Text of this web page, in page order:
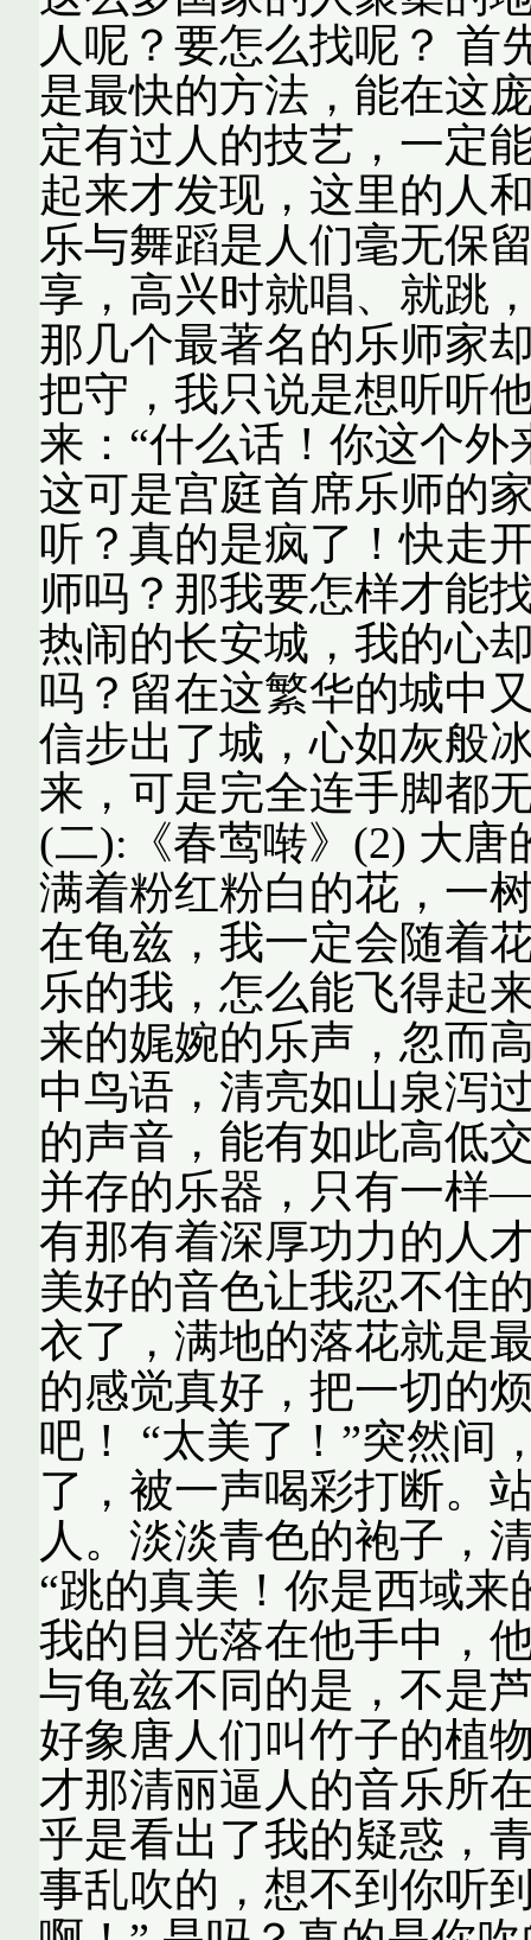
人呢？要怎么找呢？ 首
是最快的方法，能在这
定有过人的技艺，一定
起来才发现，这里的人
乐与舞蹈是人们毫无保
享，高兴时就唱、就跳
那几个最著名的乐师家
把守，我只说是想听听
来：“什么话！你这个
这可是宫庭首席乐师的
听？真的是疯了！快走
师吗？那我要怎样才能
热闹的长安城，我的心
吗？留在这繁华的城中
信步出了城，心如灰般
来，可是完全连手脚都
(二):《春莺啭》(2) 大唐
满着粉红粉白的花，一
在龟兹，我一定会随着
乐的我，怎么能飞得起
来的娓婉的乐声，忽而
中鸟语，清亮如山泉泻
的声音，能有如此高低
并存的乐器，只有一样
有那有着深厚功力的人
美好的音色让我忍不住
衣了，满地的落花就是
的感觉真好，把一切的
吧！ “太美了！”突然间
了，被一声喝彩打断。
人。淡淡青色的袍子，
“跳的真美！你是西域
我的目光落在他手中，
与龟兹不同的是，不是
好象唐人们叫竹子的植
才那清丽逼人的音乐所
乎是看出了我的疑惑，
事乱吹的，想不到你听